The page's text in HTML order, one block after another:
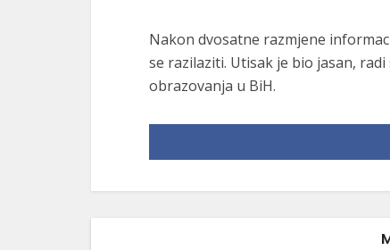
Nakon dvosatne razmjene
se razilaziti. Utisak je bio jasan,
obrazovanja u BiH.